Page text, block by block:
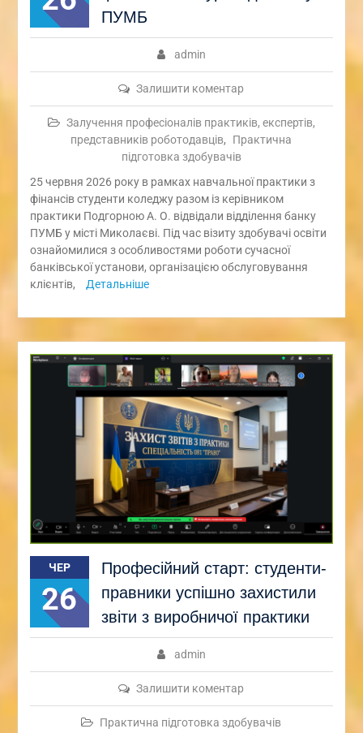
ПУМБ
admin
Залишити коментар
Залучення професіоналів практиків, експертів,
представників роботодавців,
Практична
підготовка здобувачів
25 червня 2026 року в рамках навчальної практики з
фінансів студенти коледжу разом із керівником
практики Подгорною А. О. відвідали відділення банку
ПУМБ у місті Миколаєві. Під час візиту здобувачі освіти
ознайомилися з особливостями роботи сучасної
банківської установи, організацією обслуговування
клієнтів,
Детальніше
ЧЕР
26
Професійний старт: студенти-
правники успішно захистили
звіти з виробничої практики
admin
Залишити коментар
Практична підготовка здобувачів